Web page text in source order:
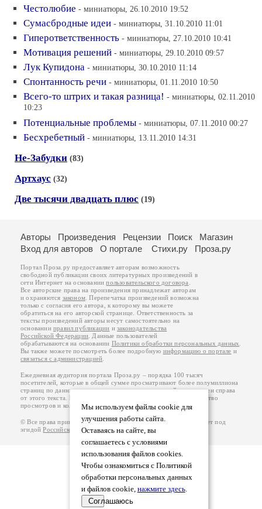
Честолюбие - миниатюры, 26.10.2010 19:52
Сумасбродные идеи - миниатюры, 31.10.2010 11:01
Гиперответственность - миниатюры, 27.10.2010 10:41
Мотивация решений - миниатюры, 29.10.2010 09:57
Лук Купидона - миниатюры, 30.10.2010 11:14
Спонтанность речи - миниатюры, 01.11.2010 10:50
Всего-то штрих и такая разница! - миниатюры, 02.11.2010
10:23
Потенциальные проблемы - миниатюры, 07.11.2010 00:27
Бесхребетный - миниатюры, 13.11.2010 14:31
Не-Забудки (83)
Артхаус (32)
Две тысячи двадцать плюс (19)
Мы используем файлы cookie для
улучшения работы сайта.
Оставаясь на сайте, вы
соглашаетесь с условиями
использования файлов cookies.
Чтобы ознакомиться с Политикой
обработки персональных данных
и файлов cookie, нажмите здесь.
Соглашаюсь
Авторы Произведения Рецензии Поиск
Магазин
Вход для авторов
О портале Стихи.ру Проза.ру
Портал Проза.ру предоставляет авторам возможность
свободной публикации своих литературных произведений в
сети Интернет на основаниипользовательского договора
Все авторские права на произведения принадлежат авторам
и охраняются законом . Перепечатка произведений возможна
только с согласия его автора, к которому вы можете
обратиться на его авторской странице. Ответственность за
тексты произведений авторы несут самостоятельно на
основанииправил публикации изаконодательства
Российской Федерации . Данные пользователей
обрабатываются на основании Политики обработки персональных данных
Вы также можете посмотреть более подробную информацию о портале и
связаться с администрацией
Ежедневная аудитория портала Проза.ру – порядка 100 тысяч
посетителей, которые в общей сумме просматривают более полумиллиона
страниц по данным счетчика посещаемости, который расположен справа
от этого текста. В каждой графе указано по две цифры: количество
просмотров и количество посетителей.
© Все права принадлежат авторам, 2000-2026. Портал работает под
эгидойРоссийского союза писателей.18+